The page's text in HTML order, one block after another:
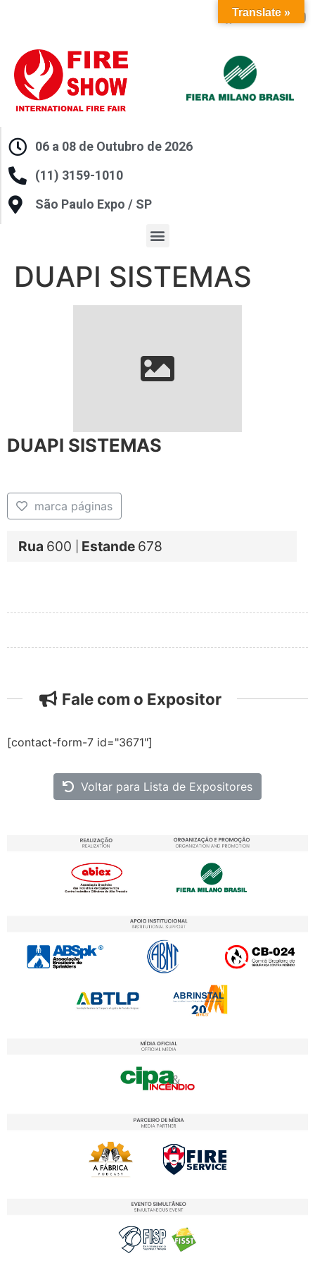
06 a 08 de Outubro de 2026
(11) 3159-1010
São Paulo Expo / SP
DUAPI SISTEMAS
DUAPI SISTEMAS
marca páginas
Rua 600 Estande 678
Fale com o Expositor
[contact-form-7 id="3671"]
Voltar para Lista de Expositores
Translate »